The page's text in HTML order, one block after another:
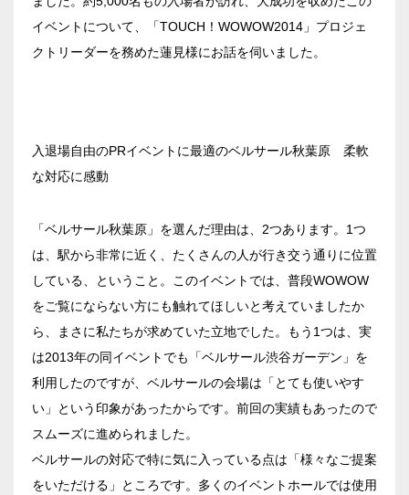
イベントについて、「TOUCH！WOWOW2014」プロジェ
クトリーダーを務めた蓮見様にお話を伺いました。
入退場自由のPRイベントに最適のベルサール秋葉原 柔軟
な対応に感動
「ベルサール秋葉原」を選んだ理由は、2つあります。1つ
は、駅から非常に近く、たくさんの人が行き交う通りに位置
している、ということ。このイベントでは、普段WOWOW
をご覧にならない方にも触れてほしいと考えていましたか
ら、まさに私たちが求めていた立地でした。もう1つは、実
は2013年の同イベントでも「ベルサール渋谷ガーデン」を
利用したのですが、ベルサールの会場は「とても使いやす
い」という印象があったからです。前回の実績もあったので
スムーズに進められました。
ベルサールの対応で特に気に入っている点は「様々なご提案
をいただける」ところです。多くのイベントホールでは使用